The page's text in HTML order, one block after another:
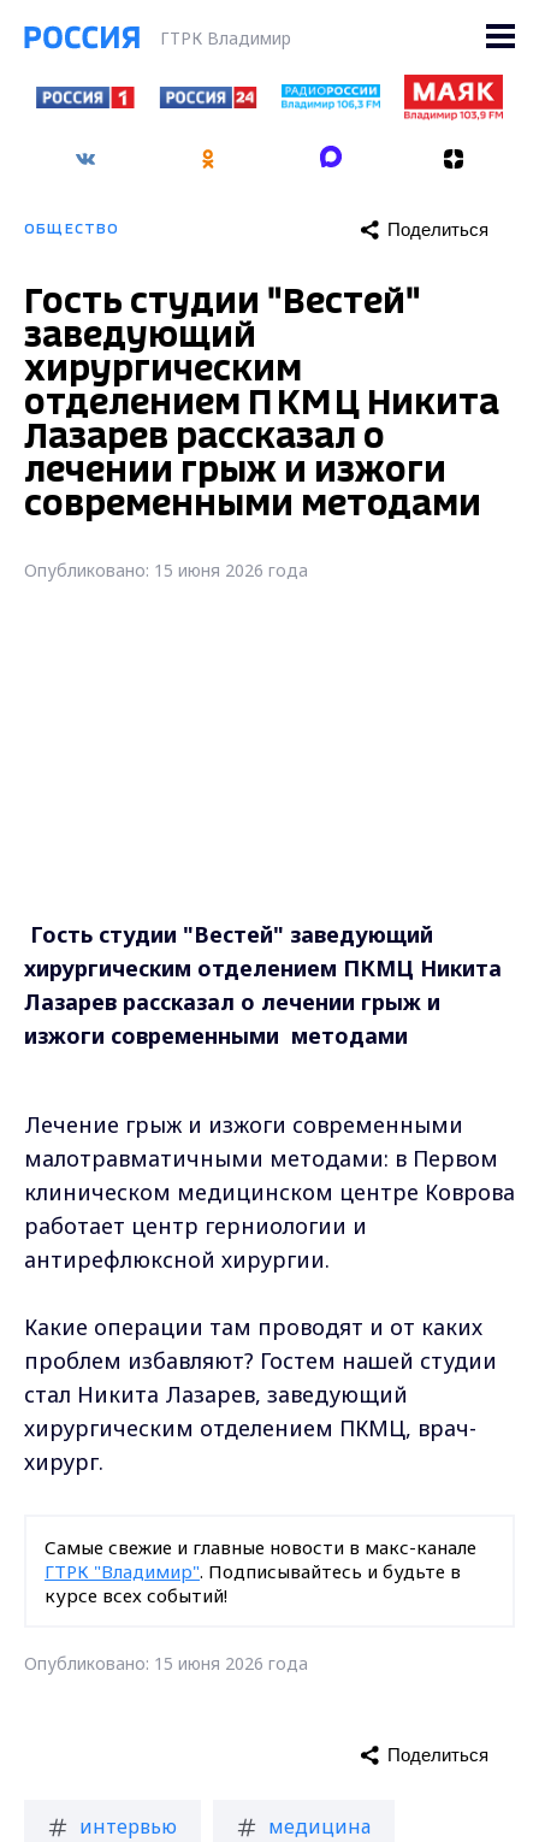
ГТРК Владимир
ОБЩЕСТВО Поделиться
Гость студии "Вестей"
заведующий
хирургическим
отделением ПКМЦ Никита
Лазарев рассказал о
лечении грыж и изжоги
современными методами
Опубликовано: 15 июня 2026 года
Гость студии "Вестей" заведующий
хирургическим отделением ПКМЦ Никита
Лазарев рассказал о лечении грыж и
изжоги современными методами
Лечение грыж и изжоги современными
малотравматичными методами: в Первом
клиническом медицинском центре Коврова
работает центр герниологии и
антирефлюксной хирургии.
Какие операции там проводят и от каких
проблем избавляют? Гостем нашей студии
стал Никита Лазарев, заведующий
хирургическим отделением ПКМЦ, врач-
хирург.
Самые свежие и главные новости в макс-канале
ГТРК "Владимир". Подписывайтесь и будьте в
курсе всех событий!
Опубликовано: 15 июня 2026 года
интервью медицина
Поделиться